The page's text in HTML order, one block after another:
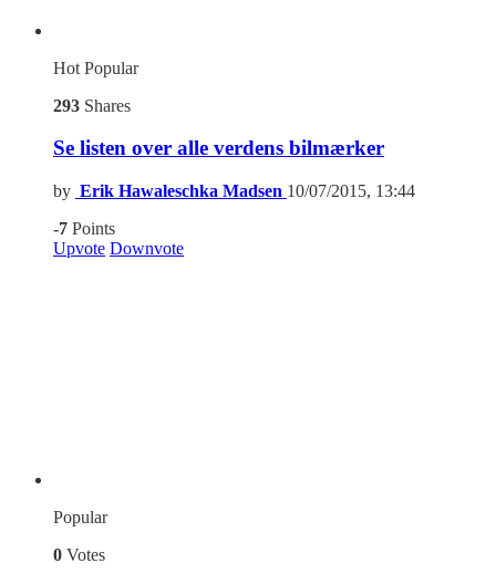
Hot Popular
293 Shares
Se listen over alle verdens bilmærker
by Erik Hawaleschka Madsen 10/07/2015, 13:44
-7 Points
Upvote Downvote
Popular
0 Votes